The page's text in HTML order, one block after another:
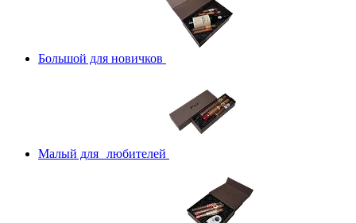
Большой для новичков
Малый для любителей